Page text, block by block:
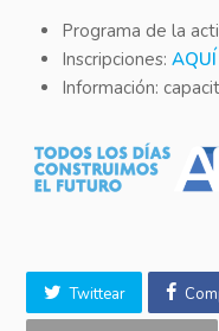
Programa de la
Inscripciones:AQUÍ
Información:
Twittear